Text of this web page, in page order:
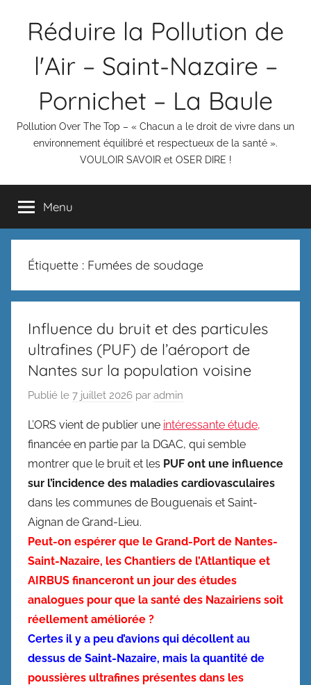
Réduire la Pollution de
l'Air – Saint-Nazaire –
Pornichet – La Baule
Pollution Over The Top – « Chacun a le droit de vivre dans un
environnement équilibré et respectueux de la santé ».
VOULOIR SAVOIR et OSER DIRE !
Menu
Étiquette : Fumées de soudage
Influence du bruit et des particules
ultrafines (PUF) de l’aéroport de
Nantes sur la population voisine
Publié le 7 juillet 2026 par admin
L’ORS vient de publier une intéressante étude,
financée en partie par la DGAC, qui semble
montrer que le bruit et les PUF ont une influence
sur l’incidence des maladies cardiovasculaires
dans les communes de Bouguenais et Saint-
Aignan de Grand-Lieu.
Peut-on espérer que le Grand-Port de Nantes-
Saint-Nazaire, les Chantiers de l’Atlantique et
AIRBUS financeront un jour des études
analogues pour que la santé des Nazairiens soit
réellement améliorée ?
Certes il y a peu d’avions qui décollent au
dessus de Saint-Nazaire, mais la quantité de
poussières ultrafines présentes dans les